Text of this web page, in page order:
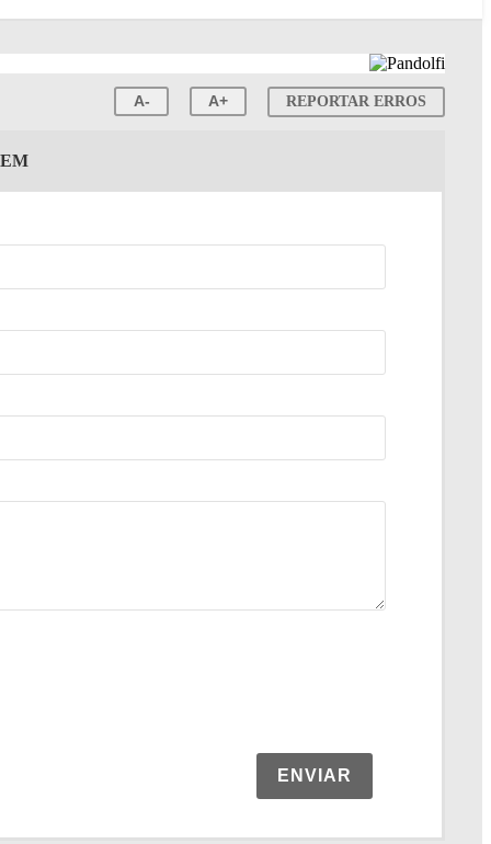
A- A+ REPORTAR ERROS
ENVIAR